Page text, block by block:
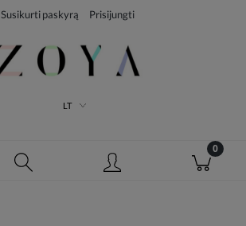
Susikurti paskyrą Prisijungti
LT